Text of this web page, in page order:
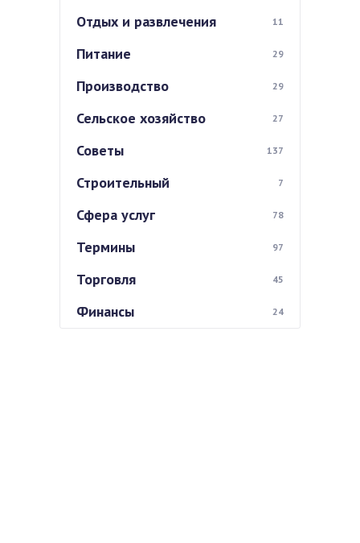
Отдых и развлечения 11
Питание 29
Производство 29
Сельское хозяйство 27
Советы 137
Строительный 7
Сфера услуг 78
Термины 97
Торговля 45
Финансы 24